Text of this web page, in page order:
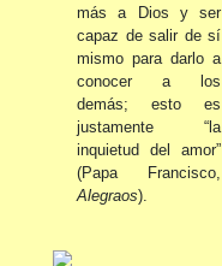
más a Dios y ser
capaz de sal ir de sí
mismo para darlo a
conocer a los
demás; esto es
justamente “la
inquietud del amor”
(Papa Francisco,
Alegraos).